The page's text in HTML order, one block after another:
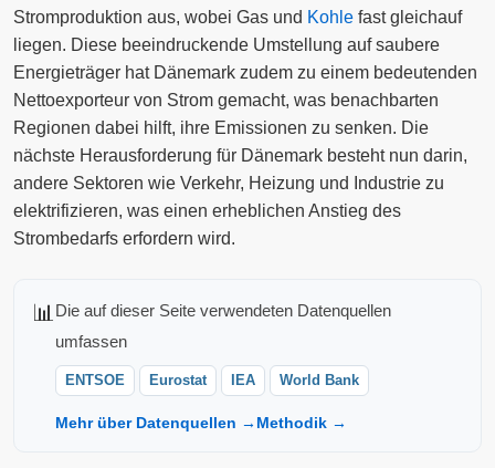
Stromproduktion aus, wobei Gas und Kohle fast gleichauf
liegen. Diese beeindruckende Umstellung auf saubere
Energieträger hat Dänemark zudem zu einem bedeutenden
Nettoexporteur von Strom gemacht, was benachbarten
Regionen dabei hilft, ihre Emissionen zu senken. Die
nächste Herausforderung für Dänemark besteht nun darin,
andere Sektoren wie Verkehr, Heizung und Industrie zu
elektrifizieren, was einen erheblichen Anstieg des
Strombedarfs erfordern wird.
📊 Die auf dieser Seite verwendeten Datenquellen
umfassen
ENTSOE Eurostat IEA World Bank
Mehr über Datenquellen → Methodik →